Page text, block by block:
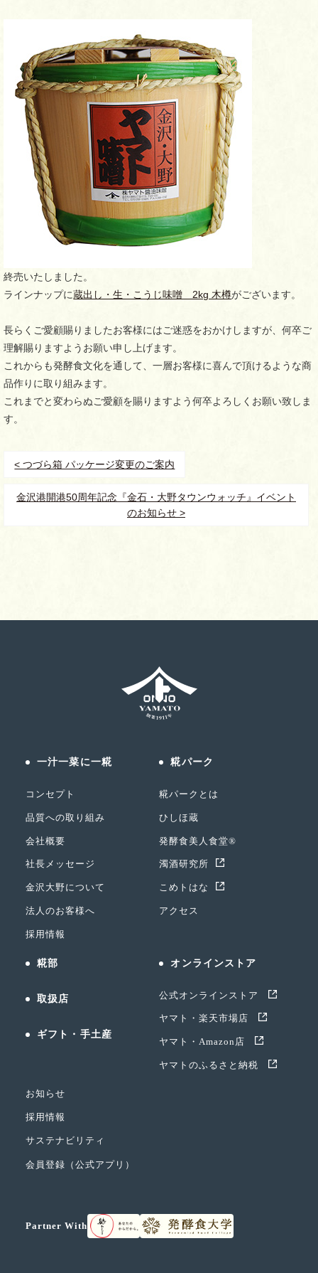
終売いたしました。
ラインナップに蔵出し・生・こうじ味噌 2kg 木樽がございます。
長らくご愛顧賜りましたお客様にはご迷惑をおかけしますが、何卒ご
理解賜りますようお願い申し上げます。
これからも発酵食文化を通して、一層お客様に喜んで頂けるような商
品作りに取り組みます。
これまでと変わらぬご愛顧を賜りますよう何卒よろしくお願い致しま
す。
< つづら箱 パッケージ変更のご案内
金沢港開港50周年記念『金石・大野タウンウォッチ』イベント
のお知らせ >
一汁一菜に一糀
コンセプト
品質への取り組み
会社概要
社長メッセージ
金沢大野について
法人のお客様へ
採用情報
糀パーク
糀パークとは
ひしほ蔵
発酵食美人食堂®
濁酒研究所
こめトはな
アクセス
糀部
取扱店
ギフト・手土産
オンラインストア
公式オンラインストア
ヤマト・楽天市場店
ヤマト・Amazon店
ヤマトのふるさと納税
お知らせ
採用情報
サステナビリティ
会員登録（公式アプリ）
Partner With